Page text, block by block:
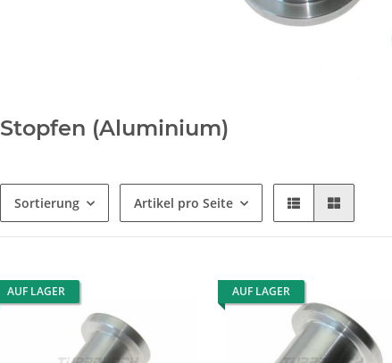
Stopfen (Aluminium)
Sortierung Artikel pro Seite
AUF LAGER AUF LAGER